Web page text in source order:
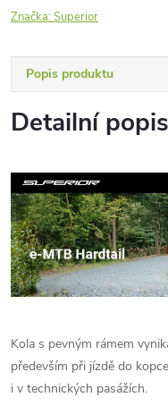
Značka:Superior
Popis produktu
Detailní
Kola s pevným rámem
především při jízdě do
i v technických pasážích.